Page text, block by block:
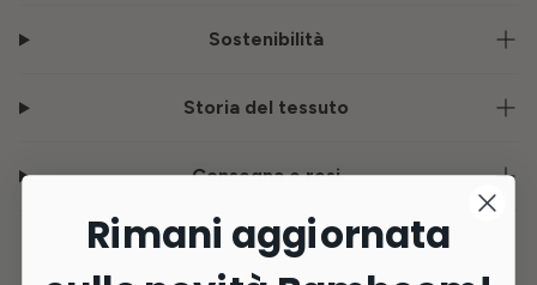
Sostenibilità
Storia del tessuto
Consegna e resi
Rimani aggiornata